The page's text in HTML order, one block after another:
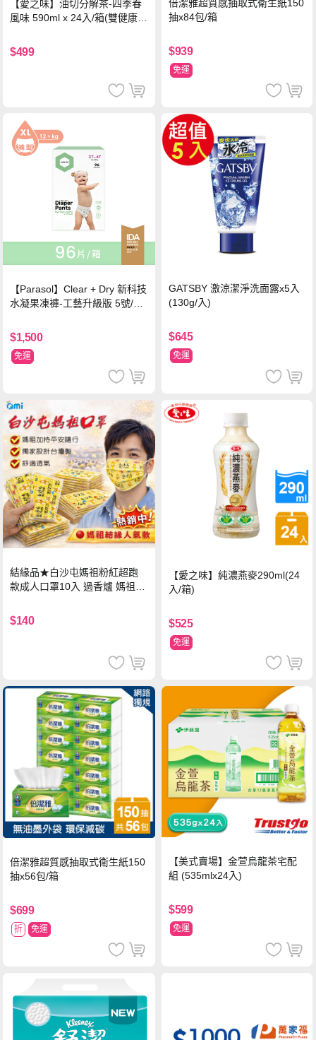
【愛之味】油切分解茶-四季春
風味 590ml x 24入/箱(雙健康認
$499
倍潔雅超質感抽取式衛生紙150
抽x84包/箱
$939
免運
【Parasol】Clear + Dry 新科技
水凝果凍褲-工藝升級版 5號/XL
$1,500
免運
GATSBY 激涼潔淨洗面露x5入
(130g/入)
$645
免運
結緣品★白沙屯媽祖粉紅超跑
款成人口罩10入 過香爐 媽祖加
$140
【愛之味】純濃燕麥290ml(24
入/箱)
$525
免運
倍潔雅超質感抽取式衛生紙150
抽x56包/箱
$699
折 免運
【美式賣場】金萱烏龍茶宅配
組 (535mlx24入)
$599
免運